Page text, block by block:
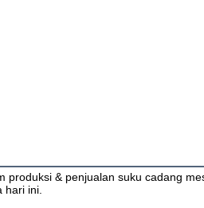
produksi & penjualan suku cadang
hari ini.